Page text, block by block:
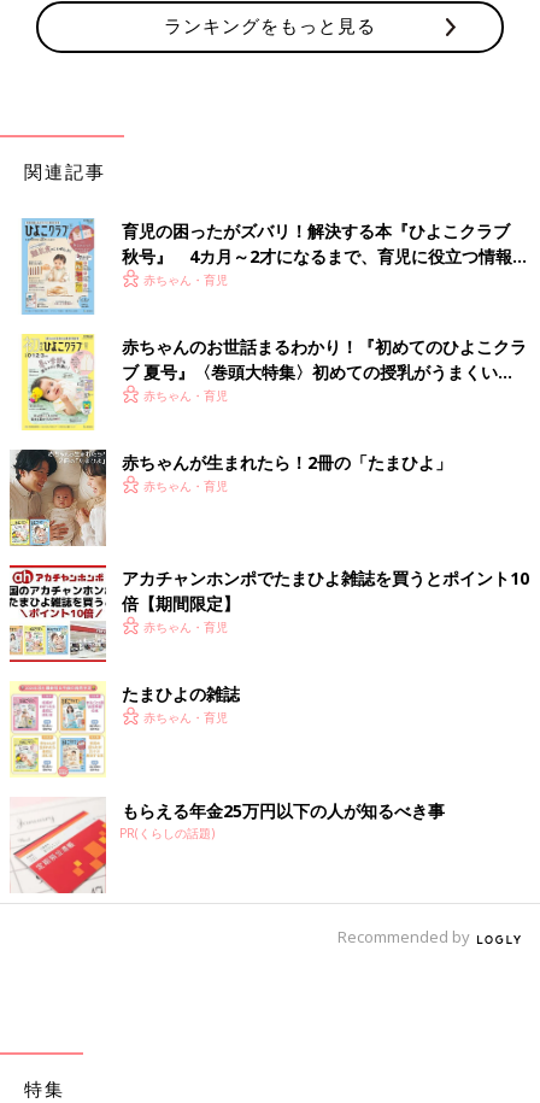
ランキングをもっと見る
関連記事
育児の困ったがズバリ！解決する本『ひよこクラブ
秋号』 4カ月～2才になるまで、育児に役立つ情報が
いっぱい！
赤ちゃん・育児
赤ちゃんのお世話まるわかり！『初めてのひよこクラ
ブ 夏号』〈巻頭大特集〉初めての授乳がうまくい
く！ おっぱい・ミルクの基本と夏のトラブル 解決テ
赤ちゃん・育児
赤ちゃんが生まれたら！2冊の「たまひよ」
赤ちゃん・育児
アカチャンホンポでたまひよ雑誌を買うとポイント10
倍【期間限定】
赤ちゃん・育児
たまひよの雑誌
赤ちゃん・育児
もらえる年金25万円以下の人が知るべき事
PR(くらしの話題)
Recommended by
特集